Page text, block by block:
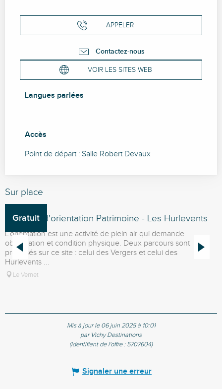
APPELER
Contactez-nous
VOIR LES SITES WEB
Langues parlées
Langues parlées
Accès
Accès
Point de départ : Salle Robert Devaux
Sur place
Gratuit
Parcours d'orientation Patrimoine - Les Hurlevents
L’orientation est une activité de plein air qui demande
observation et condition physique. Deux parcours sont
proposés sur ce site : celui des Vergers et celui des
Hurlevents ...
Le Vernet
Mis à jour le 06 juin 2025 à 10:01
par Vichy Destinations
(Identifiant de l'offre : 5707604)
Signaler une erreur